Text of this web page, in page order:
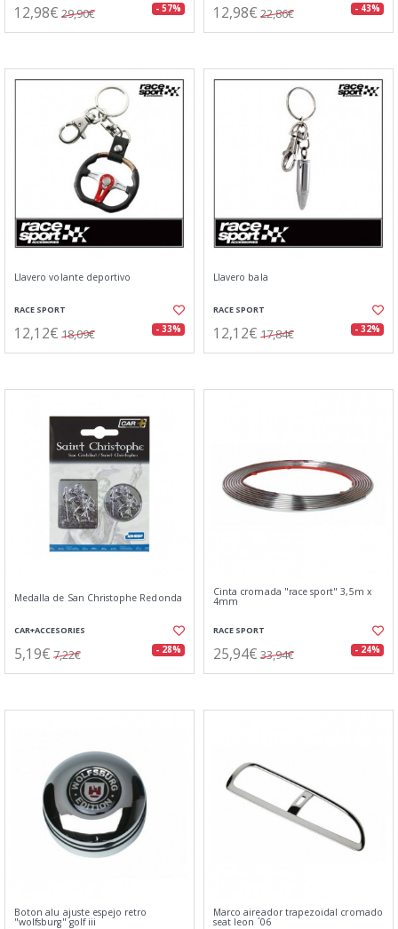
12,98€ 29,90€ - 57% 12,98€ 22,86€ - 43%
Llavero volante deportivo
RACE SPORT
12,12€ 18,09€ - 33%
Llavero bala
RACE SPORT
12,12€ 17,84€ - 32%
Medalla de San Christophe Redonda
CAR+ACCESORIES
5,19€ 7,22€ - 28%
Cinta cromada "race sport" 3,5m x
4mm
RACE SPORT
25,94€ 33,94€ - 24%
Boton alu ajuste espejo retro
"wolfsburg" golf iii
Marco aireador trapezoidal cromado
seat leon ´06